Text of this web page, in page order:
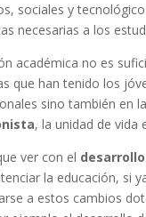
sociales y
necesarias a los
académica no es
que han tenido los
sino también en
, la unidad de vida
ver con el
la educación, si
a estos cambios